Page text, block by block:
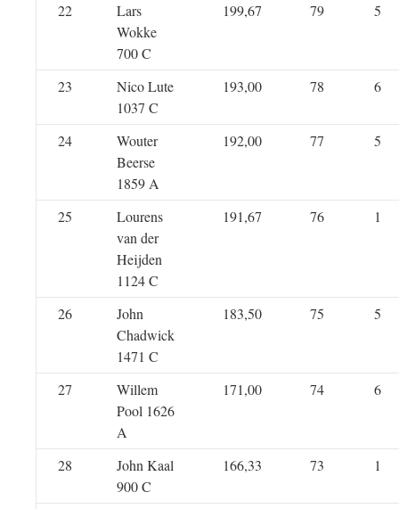
22
Lars
Wokke
700 C
199,67 79 5
23
Nico Lute
1037 C
193,00 78 6
24
Wouter
Beerse
1859 A
192,00 77 5
25
Lourens
van der
Heijden
1124 C
191,67 76 1
26
John
Chadwick
1471 C
183,50 75 5
27
Willem
Pool 1626
A
171,00 74 6
28
John Kaal
900 C
166,33 73 1